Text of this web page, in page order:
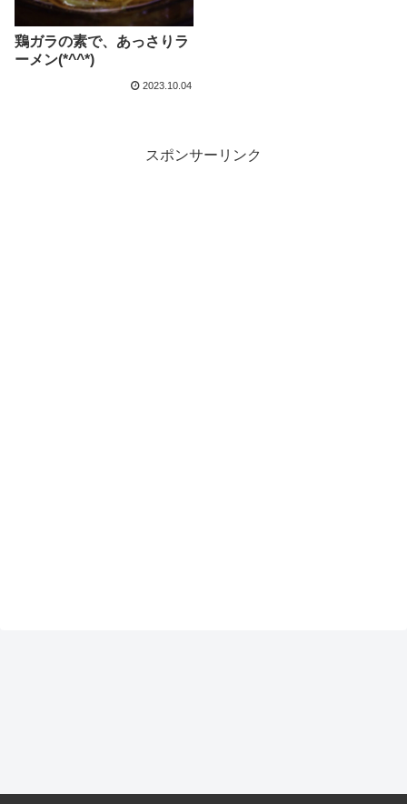
鶏ガラの素で、あっさりラ
ーメン(*^^*)
2023.10.04
スポンサーリンク